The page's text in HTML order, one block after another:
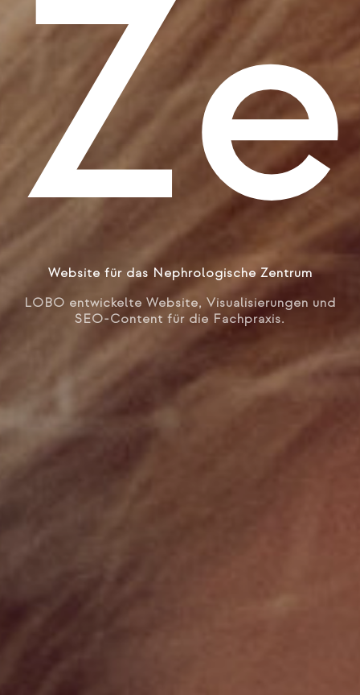
Website für das Nephrologische Zentrum
LOBO entwickelte Website, Visualisierungen und
SEO-Content für die Fachpraxis.